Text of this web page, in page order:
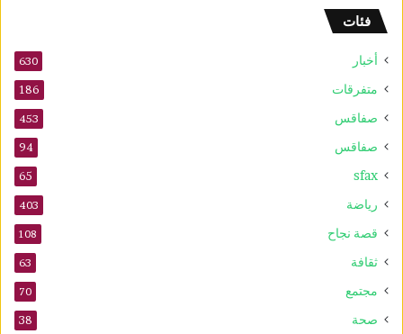
فئات
أخبار 630
متفرقات 186
صفاقس 453
صفاقس 94
sfax
65
رياضة 403
قصة نجاح 108
ثقافة 63
مجتمع 70
صحة 38